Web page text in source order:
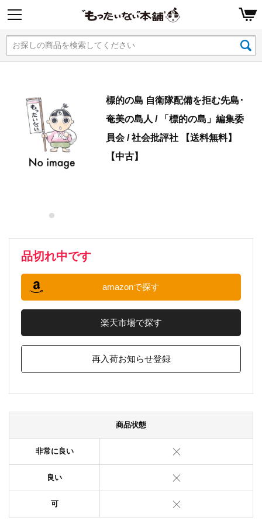
標的の島 自衛隊配備を拒む先島･
奄美の島人 / 「標的の島」編集委
員会 / 社会批評社 【送料無料】
【中古】
品切れ中です
amazonで探す
楽天市場で探す
再入荷お知らせ登録
商品状態
非常に良い
良い
可